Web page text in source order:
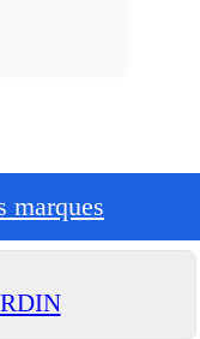
marques